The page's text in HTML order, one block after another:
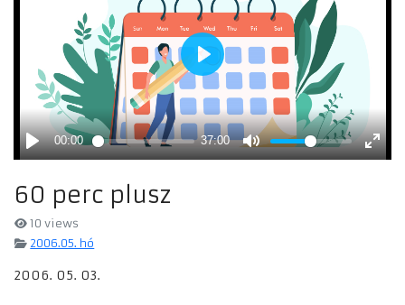
60 perc plusz
10 views
2006.05. hó
2006. 05. 03.